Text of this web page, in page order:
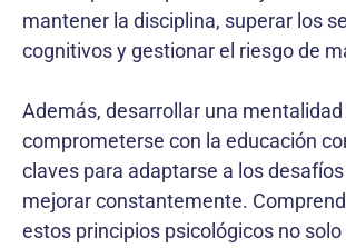
mantener la disciplina, superar los
cognitivos y gestionar el riesgo de
Además, desarrollar una
comprometerse con la educación
claves para adaptarse a los
mejorar constantemente.
estos principios psicológicos no solo